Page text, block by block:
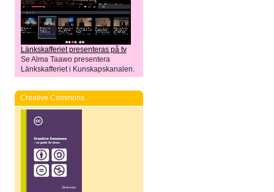
Länkskafferiet presenteras på tv
Se Alma Taawo presentera
Länkskafferiet i Kunskapskanalen.
Creative Commons